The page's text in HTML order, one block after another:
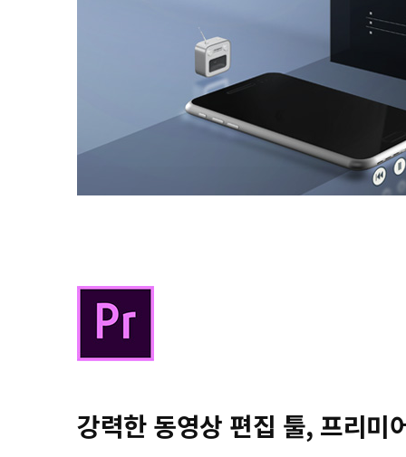
강력한 동영상 편집 툴, 프리미